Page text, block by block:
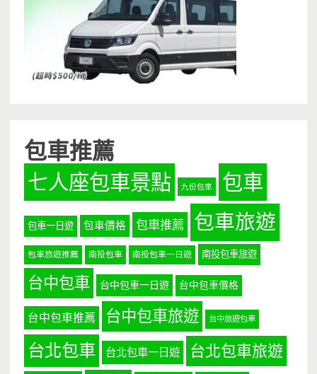
包車推薦
七人座包車景點 九份包車 包車
包車一日遊 包車價格 包車推薦 包車旅遊
包車旅遊推薦 南投包車 南投包車一日遊 南投包車旅遊
台中包車 台中包車一日遊 台中包車價格
台中包車推薦 台中包車旅遊 台中旅遊包車
台北包車 台北包車一日遊 台北包車旅遊